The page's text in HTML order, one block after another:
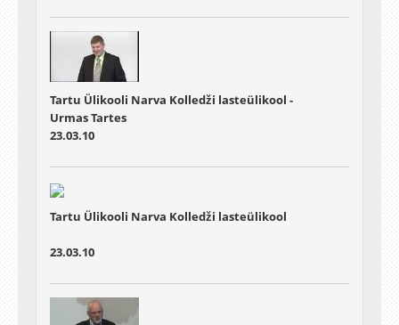
Tartu Ülikooli Narva Kolledži lasteülikool -
Urmas Tartes
23.03.10
Tartu Ülikooli Narva Kolledži lasteülikool
23.03.10